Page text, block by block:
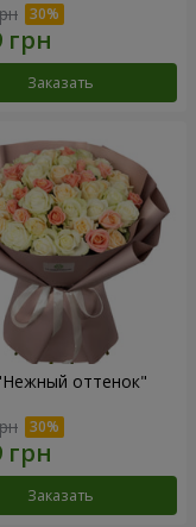
Заказать
оттенок"
Заказать